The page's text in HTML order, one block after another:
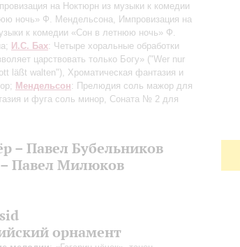
на Ноктюрн из музыки к комедии
ночь» Ф. Мендельсона, Импровизация на
к комедии «Сон в летнюю ночь» Ф.
И.С. Бах: Четыре хоральные обработки
царствовать только Богу» ("Wer nur
läßt walten"), Хроматическая фантазия и
Мендельсон: Прелюдия соль мажор для
и фуга соль минор, Соната № 2 для
– Павел Бубельников
Павел Милюков
орнамент